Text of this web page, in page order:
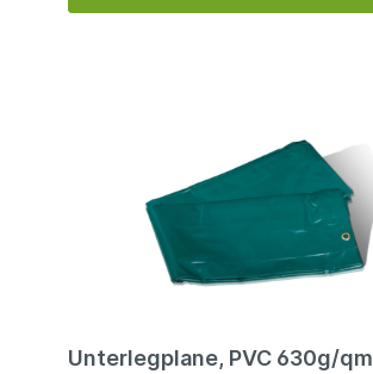
Unterlegplane, PVC 630g/qm